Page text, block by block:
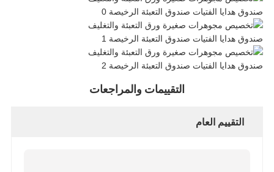
التقييمات والمراجعات
التقييم العام